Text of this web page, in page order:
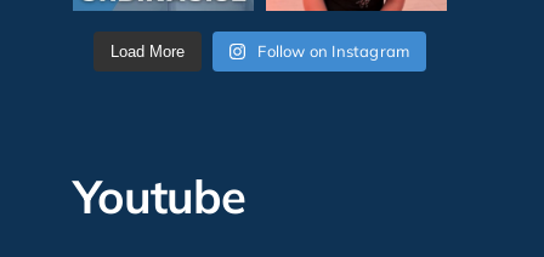
Load More Follow on Instagram
Youtube